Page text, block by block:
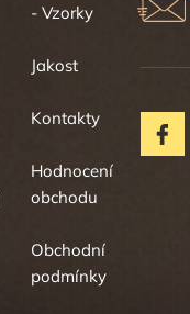
- Vzorky
Jakost
Kontakty
Hodnocení
obchodu
Obchodní
podmínky